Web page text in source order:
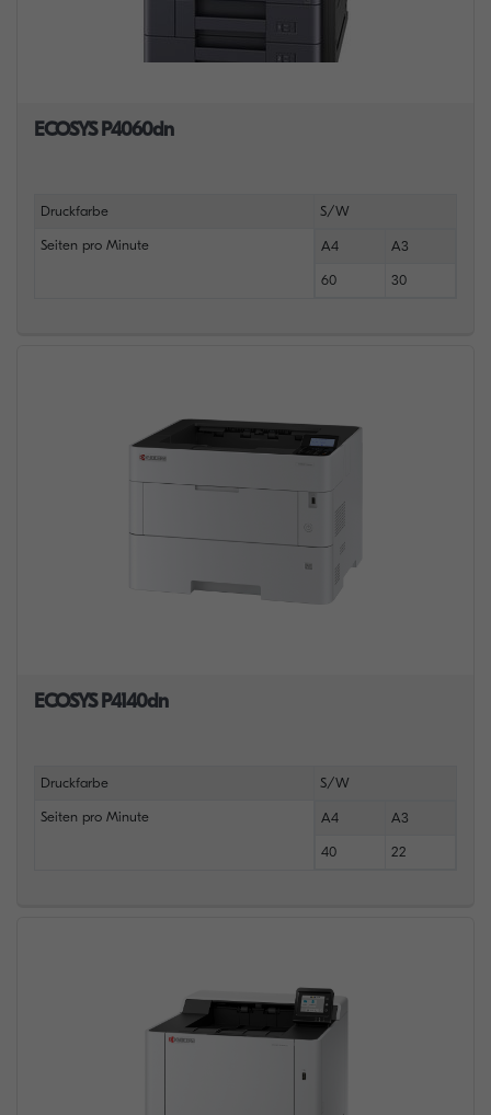
ECOSYS P4060dn
Druckfarbe S/W
Seiten pro Minute A4 A3
60 30
ECOSYS P4140dn
Druckfarbe S/W
Seiten pro Minute A4 A3
40 22